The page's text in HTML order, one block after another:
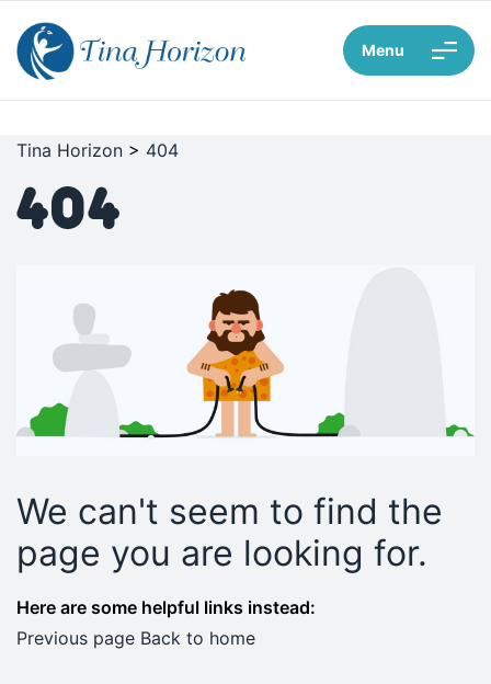
Menu
Tina Horizon > 404
We can't seem to find the
page you are looking for.
Here are some helpful links instead:
Previous page Back to home